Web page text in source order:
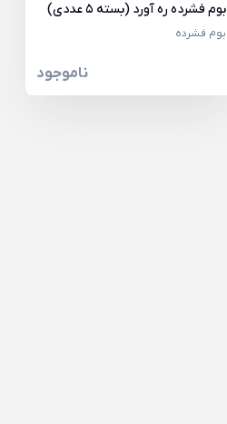
بوم فشرده ره آورد (بسته 5 عددی)
بوم فشرده
ناموجود